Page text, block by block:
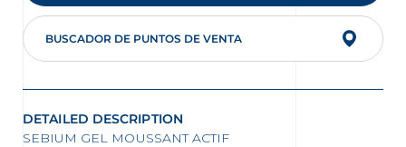
BUSCADOR DE PUNTOS DE VENTA
DETAILED DESCRIPTION
SEBIUM GEL MOUSSANT ACTIF